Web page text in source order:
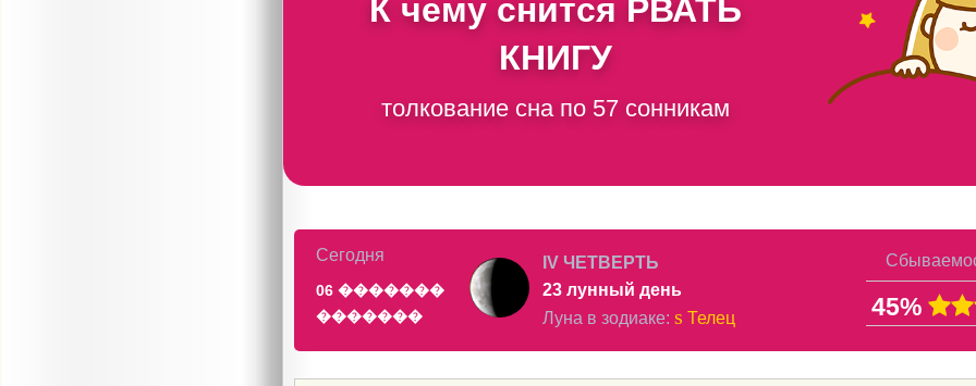
К чему снится РВАТЬ
КНИГУ
толкование сна по 57 сонникам
Сегодня
06 �������
�������
IV ЧЕТВЕРТЬ
23 лунный день
Луна в зодиаке: s Телец 45%